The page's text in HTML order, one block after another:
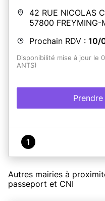
42 RUE NICOLAS
57800 FREYMING-
Prochain RDV : 10/
Disponibilité mise à jour le
ANTS)
1
Autres mairies à
passeport et CNI